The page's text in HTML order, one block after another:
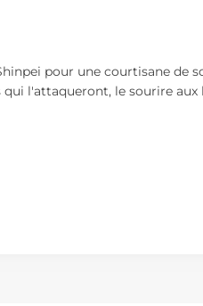
pour une courtisane de
l'attaqueront, le sourire aux